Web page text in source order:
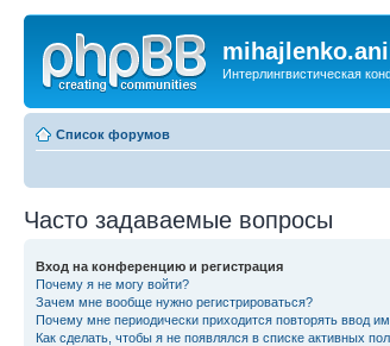
Интерлингвистическая
Список форумов
Часто задаваемые вопросы
Вход на конференцию и регистрация
Почему я не могу войти?
Зачем мне вообще нужно регистрироваться?
Почему мне периодически приходится повторять ввод
Как сделать, чтобы я не появлялся в списке активных